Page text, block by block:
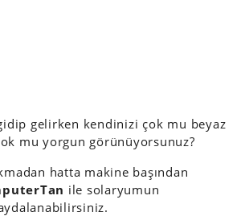
gelirken kendinizi çok mu beyaz
mu yorgun görünüyorsunuz?
hatta makine başından
ile solaryumun